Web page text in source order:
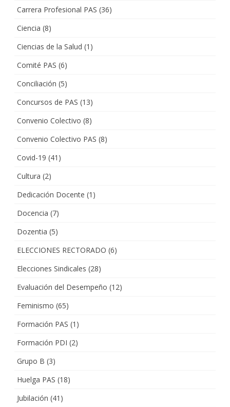
Carrera Profesional PAS (36)
Ciencia (8)
Ciencias de la Salud (1)
Comité PAS (6)
Conciliación (5)
Concursos de PAS (13)
Convenio Colectivo (8)
Convenio Colectivo PAS (8)
Covid-19 (41)
Cultura (2)
Dedicación Docente (1)
Docencia (7)
Dozentia (5)
ELECCIONES RECTORADO (6)
Elecciones Sindicales (28)
Evaluación del Desempeño (12)
Feminismo (65)
Formación PAS (1)
Formación PDI (2)
Grupo B (3)
Huelga PAS (18)
Jubilación (41)